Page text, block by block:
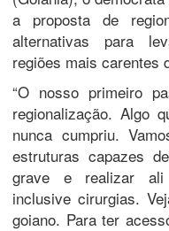
a proposta de
alternativas para
regiões mais carentes
“O nosso primeiro
regionalização. Algo
nunca cumpriu.
estruturas capazes
grave e realizar ali
inclusive cirurgias.
goiano. Para ter